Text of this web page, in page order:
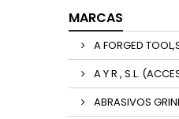
MARCAS
A FORGED
A Y R , S.L.
ABRASIVOS